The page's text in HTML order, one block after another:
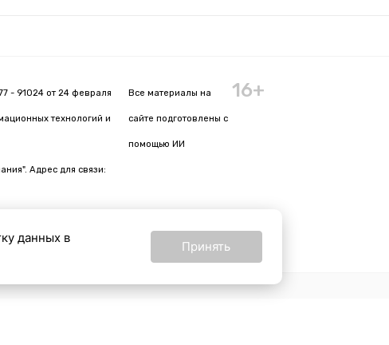
- 91024 от 24 февраля
технологий и
Адрес для связи:
Все материалы на
сайте подготовлены с
помощью ИИ
16+
данных в
Принять